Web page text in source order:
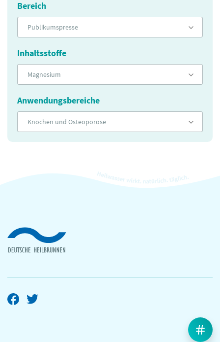
Bereich
Publikumspresse
Inhaltsstoffe
Magnesium
Anwendungsbereiche
Knochen und Osteoporose